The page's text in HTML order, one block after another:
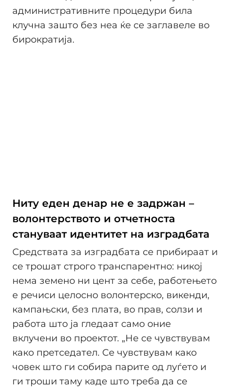
административните процедури била
клучна зашто без неа ќе се заглавеле во
бирократија.
Ниту еден денар не е задржан –
волонтерството и отчетноста
стануваат идентитет на изградбата
Средствата за изградбата се прибираат и
се трошат строго транспарентно: никој
нема земено ни цент за себе, работењето
е речиси целосно волонтерско, викенди,
кампањски, без плата, во прав, солзи и
работа што ја гледаат само оние
вклучени во проектот. „Не се чувствувам
како претседател. Се чувствувам како
човек што ги собира парите од луѓето и
ги троши таму каде што треба да се